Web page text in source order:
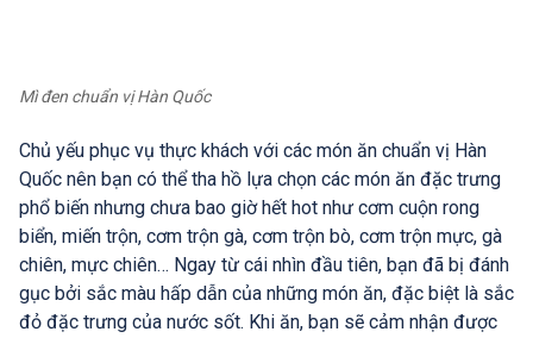
Mì đen chuẩn vị Hàn Quốc
Chủ yếu phục vụ thực khách với các món ăn chuẩn vị Hàn
Quốc nên bạn có thể tha hồ lựa chọn các món ăn đặc trưng
phổ biến nhưng chưa bao giờ hết hot như cơm cuộn rong
biển, miến trộn, cơm trộn gà, cơm trộn bò, cơm trộn mực, gà
chiên, mực chiên… Ngay từ cái nhìn đầu tiên, bạn đã bị đánh
gục bởi sắc màu hấp dẫn của những món ăn, đặc biệt là sắc
đỏ đặc trưng của nước sốt. Khi ăn, bạn sẽ cảm nhận được